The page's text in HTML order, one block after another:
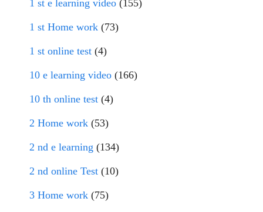
1 st e learning video (155)
1 st Home work (73)
1 st online test (4)
10 e learning video (166)
10 th online test (4)
2 Home work (53)
2 nd e learning (134)
2 nd online Test (10)
3 Home work (75)